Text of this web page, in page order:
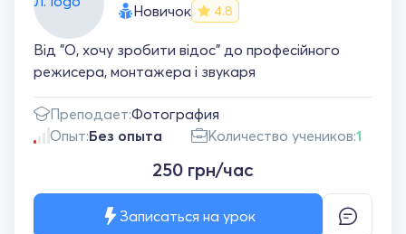
Новичок 4.8
Від "О, хочу зробити відос" до професійного
режисера, монтажера і звукаря
Преподает:Фотография
Опыт:Без опыта Количество учеников:1
250 грн/час
Записаться на урок